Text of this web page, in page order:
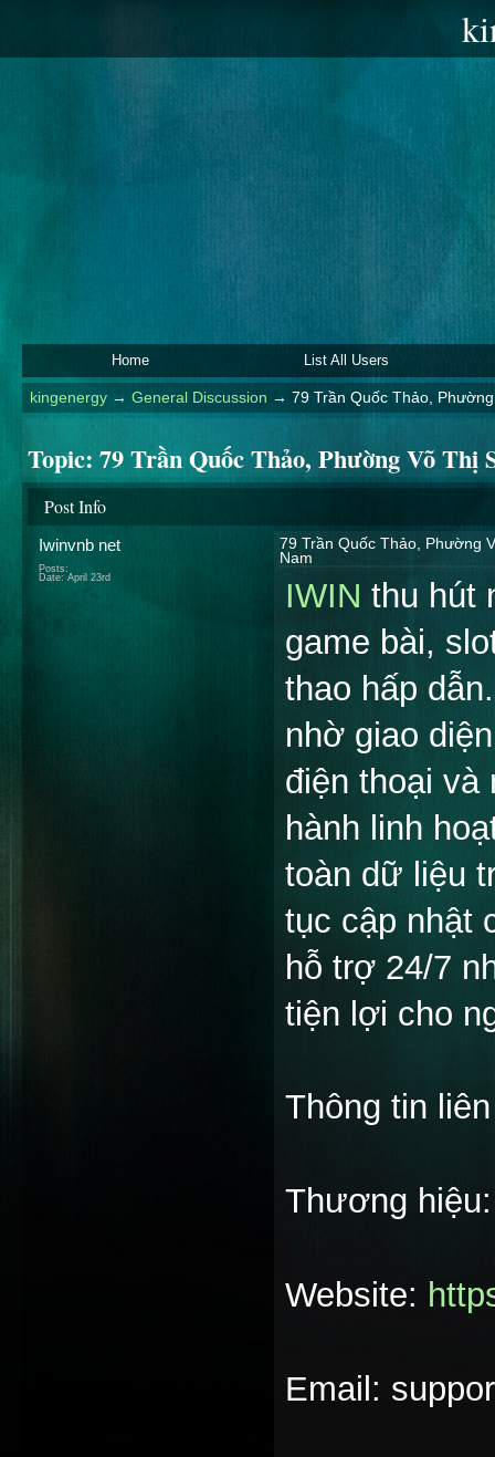
Home List All Users
kingenergy→ General Discussion → 79 Trần Quốc Thảo,
Topic: 79 Trần Quốc Thảo, Phường Võ
Post Info
Iwinvnb net
Posts:
Date: April 23rd
79 Trần Quốc Thảo, Phường
Nam
IWIN thu hút
game bài,
thao hấp
nhờ giao
điện thoại và
hành linh
toàn dữ liệu
tục cập nhật
hỗ trợ 24/7
tiện lợi cho
Thông tin
Thương
Website:
Email: